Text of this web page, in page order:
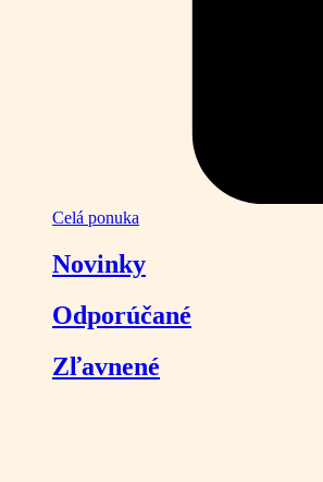
Celá ponuka
Novinky
Odporúčané
Zľavnené